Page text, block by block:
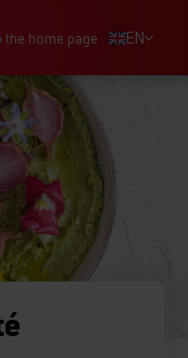
the home page EN